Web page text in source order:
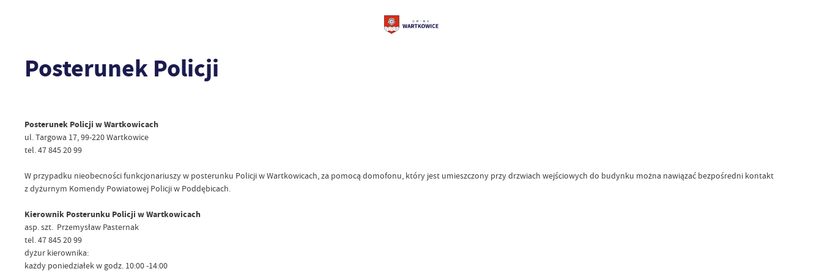
Posterunek Policji
Posterunek Policji w Wartkowicach
ul. Targowa 17, 99-220 Wartkowice
tel. 47 845 20 99
W przypadku nieobecności funkcjonariuszy w posterunku Policji w Wartkowicach, za pomocą domofonu, który jest umieszczony przy drzwiach wejściowych do budynku można nawiązać bezpośredni kontakt
z dyżurnym Komendy Powiatowej Policji w Poddębicach.
Kierownik Posterunku Policji w Wartkowicach
asp. szt. Przemysław Pasternak
tel. 47 845 20 99
dyżur kierownika:
każdy poniedziałek w godz. 10:00 -14:00